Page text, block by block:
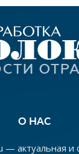
О НАС
— актуальная и